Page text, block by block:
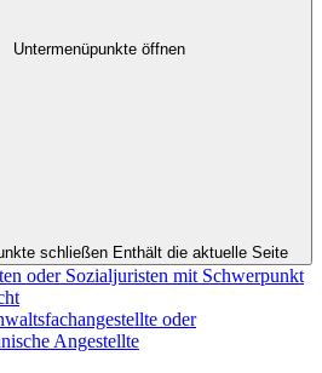
Untermenüpunkte öffnen
schließen Enthält die aktuelle Seite
oder Sozialjuristen mit Schwerpunkt
oder
Angestellte